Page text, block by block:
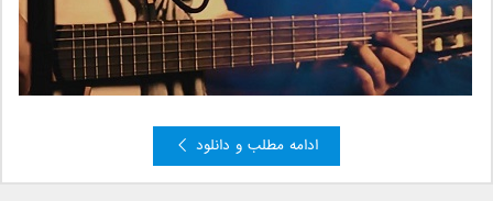
ادامه مطلب و دانلود